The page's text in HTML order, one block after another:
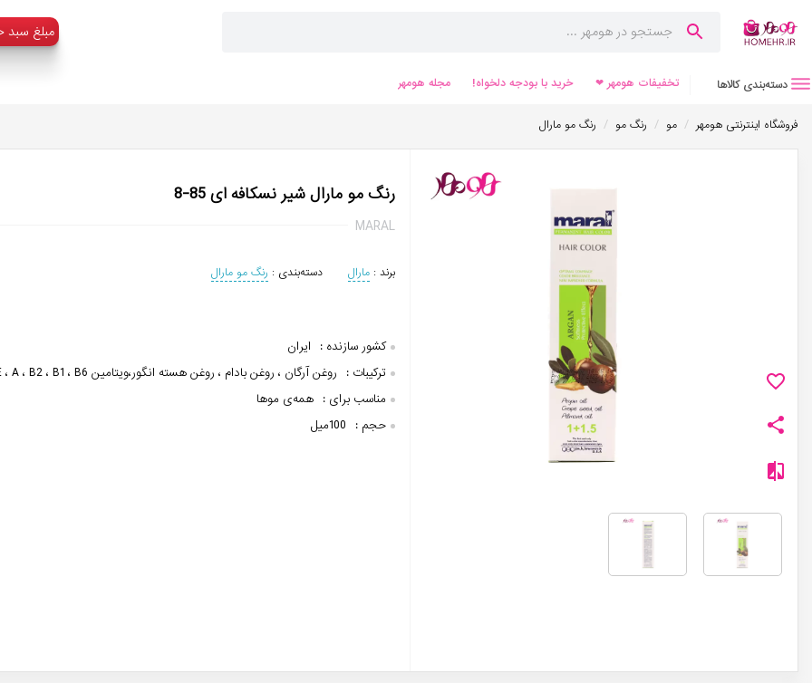
:مبلغ سبد
دسته‌بندی کالاها تخفیفات هومهر ❤ خرید با بودجه دلخواه! مجله هومهر
فروشگاه اینترنتی هومهر / مو / رنگ مو / رنگ مو مارال
رنگ مو مارال شیر نسکافه ای 85-8
MARAL
برند : مارال دسته‌بندی : رنگ مو مارال
کشور سازنده :
ایران
ترکیبات :
روغن آرگان ، روغن بادام ، روغن هسته انگور،ویتامین E ، A ، B2 ، B1 ، B6
مناسب برای : همه‌ی موها
حجم :
100میل